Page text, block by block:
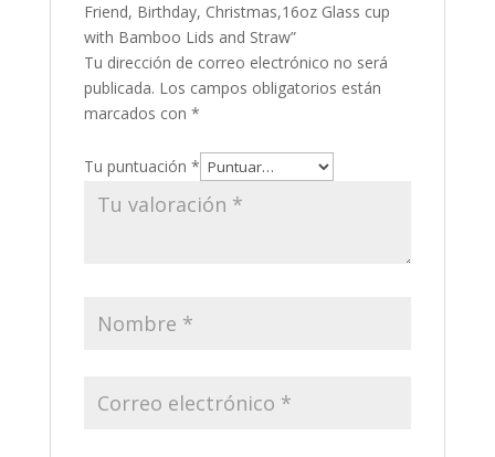
Friend, Birthday, Christmas,16oz Glass cup
with Bamboo Lids and Straw”
Tu dirección de correo electrónico no será
publicada. Los campos obligatorios están
marcados con *
Tu puntuación *